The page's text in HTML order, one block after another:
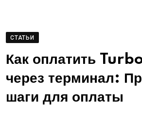
СТАТЬИ
Как оплатить
через терминал:
шаги для оплаты